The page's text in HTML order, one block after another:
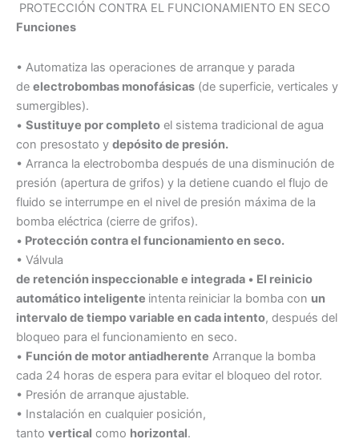
PROTECCIÓN CONTRA EL FUNCIONAMIENTO EN SECO
Funciones
• Automatiza las operaciones de arranque y parada
de electrobombas monofásicas (de superficie, verticales y
sumergibles).
• Sustituye por completo el sistema tradicional de agua
con presostato y depósito de presión.
• Arranca la electrobomba después de una disminución de
presión (apertura de grifos) y la detiene cuando el flujo de
fluido se interrumpe en el nivel de presión máxima de la
bomba eléctrica (cierre de grifos).
• Protección contra el funcionamiento en seco.
• Válvula
de retención inspeccionable e integrada • El reinicio
automático inteligente intenta reiniciar la bomba con un
intervalo de tiempo variable en cada intento, después del
bloqueo para el funcionamiento en seco.
• Función de motor antiadherente Arranque la bomba
cada 24 horas de espera para evitar el bloqueo del rotor.
• Presión de arranque ajustable.
• Instalación en cualquier posición,
tanto vertical como horizontal.